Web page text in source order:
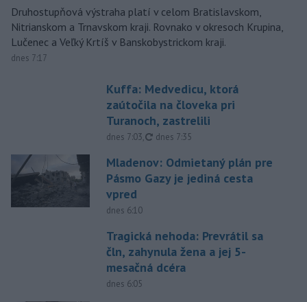
Druhostupňová výstraha platí v celom Bratislavskom,
Nitrianskom a Trnavskom kraji. Rovnako v okresoch Krupina,
Lučenec a Veľký Krtíš v Banskobystrickom kraji.
dnes 7:17
Kuffa: Medvedicu, ktorá
zaútočila na človeka pri
Turanoch, zastrelili
dnes 7:03, aktualizované
dnes 7:35
Mladenov: Odmietaný plán pre
Pásmo Gazy je jediná cesta
vpred
dnes 6:10
Tragická nehoda: Prevrátil sa
čln, zahynula žena a jej 5-
mesačná dcéra
dnes 6:05